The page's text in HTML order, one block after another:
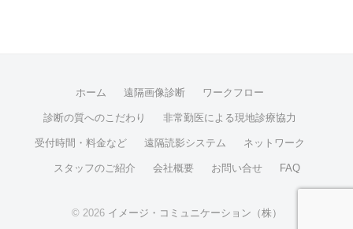
ホーム 遠隔画像診断 ワークフロー
診断の質へのこだわり 非常勤医による現地診療協力
受付時間・料金など 遠隔読影システム ネットワーク
スタッフのご紹介 会社概要 お問い合せ FAQ
© 2026 イメージ・コミュニケーション（株）